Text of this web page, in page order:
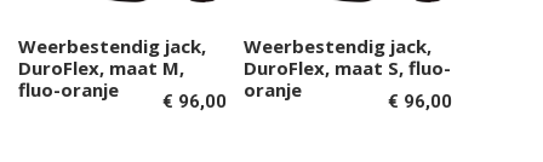
Toevoegen aan
winkelwagen
Weerbestendig jack,
DuroFlex, maat M,
fluo-oranje
€ 96,00
Toevoegen aan
winkelwagen
Weerbestendig jack,
DuroFlex, maat S, fluo-
oranje
€ 96,00